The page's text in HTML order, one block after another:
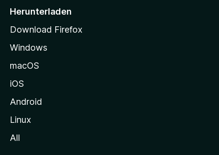
i
e
g
e
n
Herunterladen
Download Firefox
Windows
macOS
iOS
Android
Linux
All